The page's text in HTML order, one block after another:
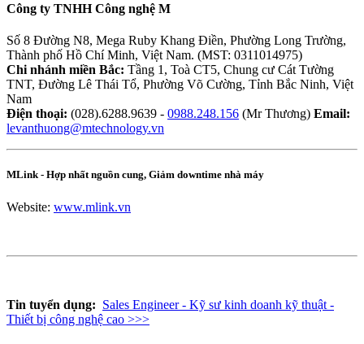
Công ty TNHH Công nghệ M
Số 8 Đường N8, Mega Ruby Khang Điền, Phường Long Trường,
Thành phố Hồ Chí Minh, Việt Nam. (MST: 0311014975)
Chi nhánh miền Bắc: Tầng 1, Toà CT5, Chung cư Cát Tường
TNT, Đường Lê Thái Tổ, Phường Võ Cường, Tỉnh Bắc Ninh, Việt
Nam
Điện thoại: (028).6288.9639 - 0988.248.156 (Mr Thương) Email:
levanthuong@mtechnology.vn
MLink - Hợp nhất nguồn cung, Giảm downtime nhà máy
Website: www.mlink.vn
Tin tuyển dụng: Sales Engineer - Kỹ sư kinh doanh kỹ thuật -
Thiết bị công nghệ cao >>>